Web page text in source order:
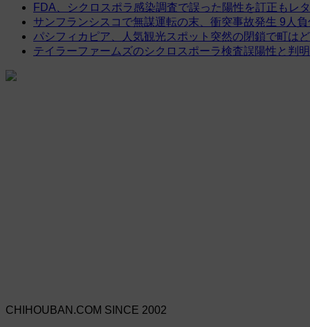
FDA、シクロスポラ感染調査で誤った陽性を訂正もレ
サンフランシスコで無謀運転の末、衝突事故発生 9人負
パシフィカピア、人気観光スポット突然の閉鎖で町は
テイラーファームズのシクロスポーラ検査誤陽性と判
CHIHOUBAN.COM SINCE 2002